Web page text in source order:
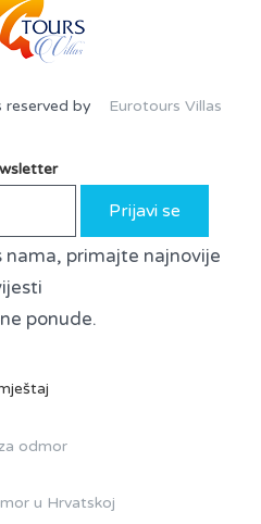
by Eurotours Villas
Prijavi se
primajte najnovije
ponude.
odmor
u Hrvatskoj